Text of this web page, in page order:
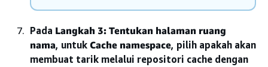
Pada Langkah 3: Tentukan halaman ruang
nama, untuk Cache namespace, pilih apakah akan
membuat tarik melalui repositori cache dengan